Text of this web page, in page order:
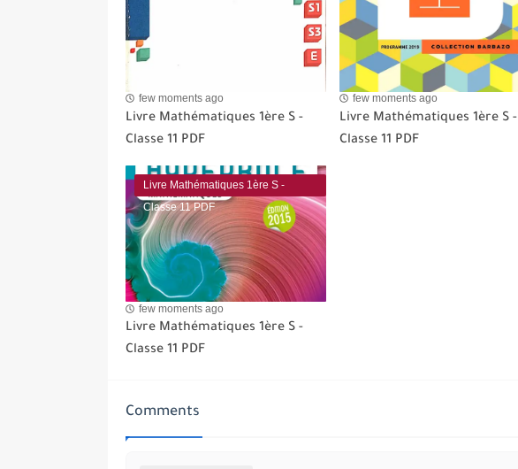
few moments ago
Livre Mathématiques 1ère S -
Classe 11 PDF
few moments ago
Livre Mathématiques 1ère S -
Classe 11 PDF
Livre Mathématiques 1ère S -
Classe 11 PDF
few moments ago
Livre Mathématiques 1ère S -
Classe 11 PDF
Comments